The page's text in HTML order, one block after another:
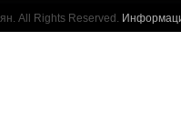
All Rights Reserved.